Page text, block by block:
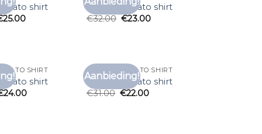
Toevoegen
aan
shirt
25.00
Toevoegen
aan
antony morato shirt
€32.00 €23.00
Toevoegen
aan
SHIRT
shirt
24.00
Aanbieding!
Toevoegen
aan
ANTONY MORATO SHIRT
antony morato shirt
€31.00 €22.00